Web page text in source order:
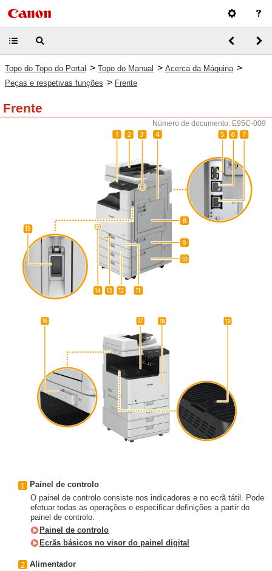
Topo do Topo do Portal > Topo do Manual > Acerca da Máquina >
Peças e respetivas funções > Frente
Frente
Número de documento: E95C-009
Painel de controlo
O painel de controlo consiste nos indicadores e no ecrã tátil. Pode
efetuar todas as operações e especificar definições a partir do
painel de controlo.
Painel de controlo
Ecrãs básicos no visor do painel digital
Alimentador